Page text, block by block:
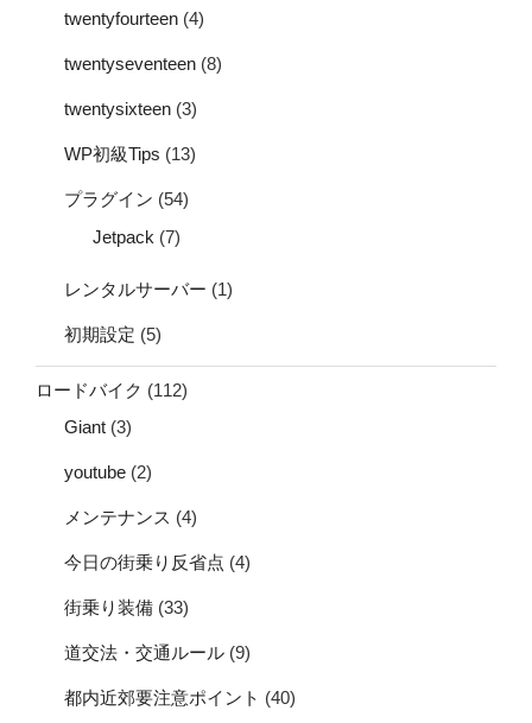
twentyfourteen (4)
twentyseventeen (8)
twentysixteen (3)
WP初級Tips (13)
プラグイン (54)
Jetpack (7)
レンタルサーバー (1)
初期設定 (5)
ロードバイク (112)
Giant (3)
youtube (2)
メンテナンス (4)
今日の街乗り反省点 (4)
街乗り装備 (33)
道交法・交通ルール (9)
都内近郊要注意ポイント (40)